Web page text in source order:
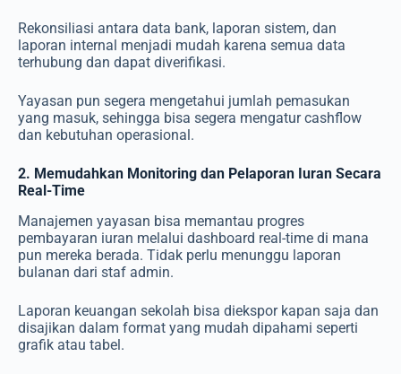
Rekonsiliasi antara data bank, laporan sistem, dan
laporan internal menjadi mudah karena semua data
terhubung dan dapat diverifikasi.
Yayasan pun segera mengetahui jumlah pemasukan
yang masuk, sehingga bisa segera mengatur cashflow
dan kebutuhan operasional.
2. Memudahkan Monitoring dan Pelaporan Iuran Secara
Real-Time
Manajemen yayasan bisa memantau progres
pembayaran iuran melalui dashboard real-time di mana
pun mereka berada. Tidak perlu menunggu laporan
bulanan dari staf admin.
Laporan keuangan sekolah bisa diekspor kapan saja dan
disajikan dalam format yang mudah dipahami seperti
grafik atau tabel.